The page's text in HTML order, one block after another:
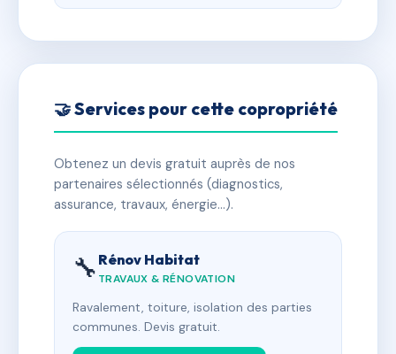
🤝 Services pour cette copropriété
Obtenez un devis gratuit auprès de nos
partenaires sélectionnés (diagnostics,
assurance, travaux, énergie…).
🔧 Rénov Habitat
TRAVAUX & RÉNOVATION
Ravalement, toiture, isolation des parties
communes. Devis gratuit.